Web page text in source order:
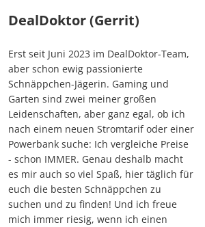
DealDoktor (Gerrit)
Erst seit Juni 2023 im DealDoktor-Team,
aber schon ewig passionierte
Schnäppchen-Jägerin. Gaming und
Garten sind zwei meiner großen
Leidenschaften, aber ganz egal, ob ich
nach einem neuen Stromtarif oder einer
Powerbank suche: Ich vergleiche Preise
- schon IMMER. Genau deshalb macht
es mir auch so viel Spaß, hier täglich für
euch die besten Schnäppchen zu
suchen und zu finden! Und ich freue
mich immer riesig, wenn ich einen